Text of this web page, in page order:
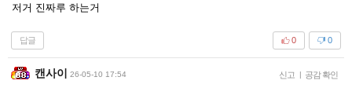
저거 진짜루 하는거
답글 0
0
캔사이 26-05-10 17:54 신고 | 공감 확인